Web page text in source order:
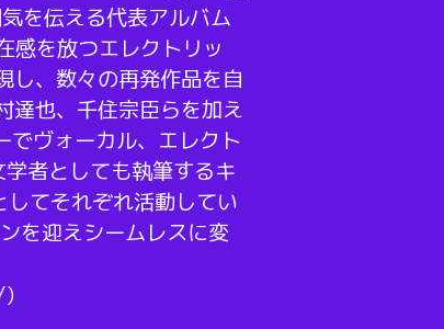
を伝える代表アルバム
感を放つエレクトリッ
し、数々の再発作品を自
達也、千住宗臣らを加え
でヴォーカル、エレクト
者としても執筆するキ
てそれぞれ活動してい
を迎えシームレスに変
)